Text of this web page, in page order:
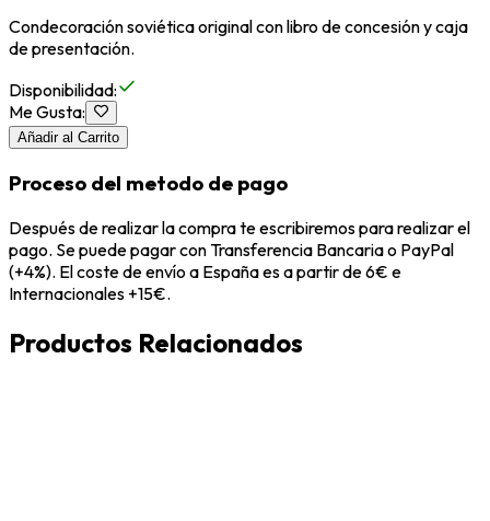
Condecoración soviética original con libro de concesión y caja
de presentación.
Disponibilidad:
Me Gusta:
Añadir al Carrito
Proceso del metodo de pago
Después de realizar la compra te escribiremos para realizar el
pago. Se puede pagar con Transferencia Bancaria o PayPal
(+4%). El coste de envío a España es a partir de 6€ e
Internacionales +15€.
Productos Relacionados